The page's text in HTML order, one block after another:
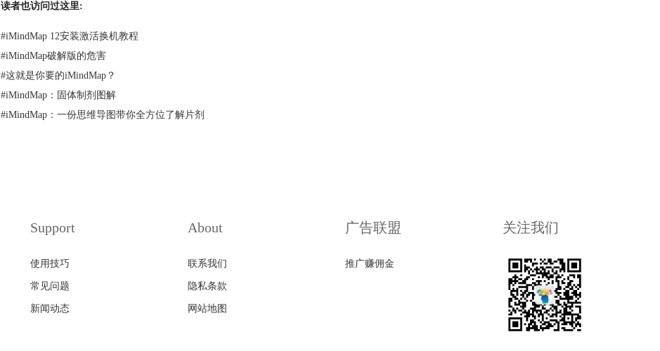
读者也访问过这里:
#iMindMap 12安装激活换机教程
#iMindMap破解版的危害
#这就是你要的iMindMap？
#iMindMap：固体制剂图解
#iMindMap：一份思维导图带你全方位了解片剂
Support
使用技巧
常见问题
新闻动态
About
联系我们
隐私条款
网站地图
广告联盟
推广赚佣金
关注我们